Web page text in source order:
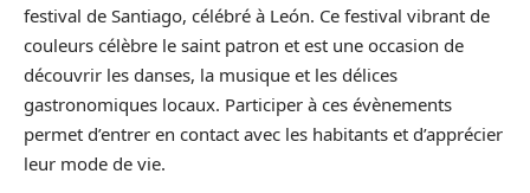
festival de Santiago, célébré à León. Ce festival vibrant de
couleurs célèbre le saint patron et est une occasion de
découvrir les danses, la musique et les délices
gastronomiques locaux. Participer à ces évènements
permet d’entrer en contact avec les habitants et d’apprécier
leur mode de vie.